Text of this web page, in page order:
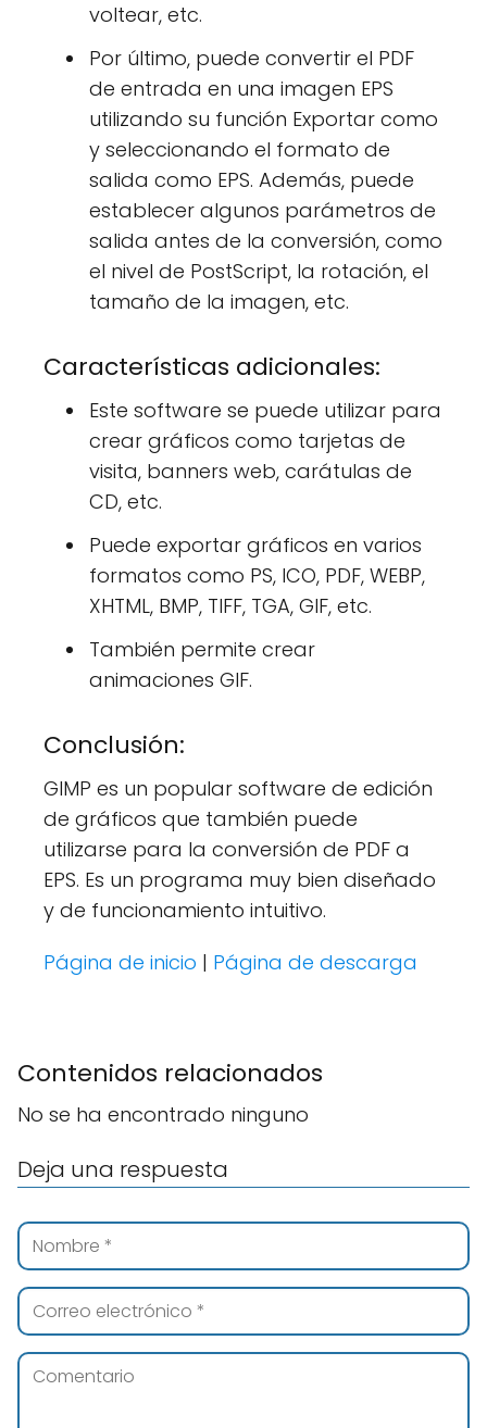
voltear, etc.
Por último, puede convertir el PDF
de entrada en una imagen EPS
utilizando su función Exportar como
y seleccionando el formato de
salida como EPS. Además, puede
establecer algunos parámetros de
salida antes de la conversión, como
el nivel de PostScript, la rotación, el
tamaño de la imagen, etc.
Características adicionales:
Este software se puede utilizar para
crear gráficos como tarjetas de
visita, banners web, carátulas de
CD, etc.
Puede exportar gráficos en varios
formatos como PS, ICO, PDF, WEBP,
XHTML, BMP, TIFF, TGA, GIF, etc.
También permite crear
animaciones GIF.
Conclusión:
GIMP es un popular software de edición
de gráficos que también puede
utilizarse para la conversión de PDF a
EPS. Es un programa muy bien diseñado
y de funcionamiento intuitivo.
Página de inicio | Página de descarga
Contenidos relacionados
No se ha encontrado ninguno
Deja una respuesta